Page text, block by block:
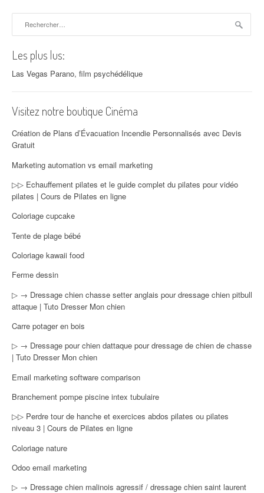
Les plus lus:
Las Vegas Parano, film psychédélique
Visitez notre boutique Cinéma
Création de Plans d’Évacuation Incendie Personnalisés avec Devis
Gratuit
Marketing automation vs email marketing
▷▷ Echauffement pilates et le guide complet du pilates pour vidéo
pilates | Cours de Pilates en ligne
Coloriage cupcake
Tente de plage bébé
Coloriage kawaii food
Ferme dessin
▷ → Dressage chien chasse setter anglais pour dressage chien pitbull
attaque | Tuto Dresser Mon chien
Carre potager en bois
▷ → Dressage pour chien dattaque pour dressage de chien de chasse
| Tuto Dresser Mon chien
Email marketing software comparison
Branchement pompe piscine intex tubulaire
▷▷ Perdre tour de hanche et exercices abdos pilates ou pilates
niveau 3 | Cours de Pilates en ligne
Coloriage nature
Odoo email marketing
▷ → Dressage chien malinois agressif / dressage chien saint laurent